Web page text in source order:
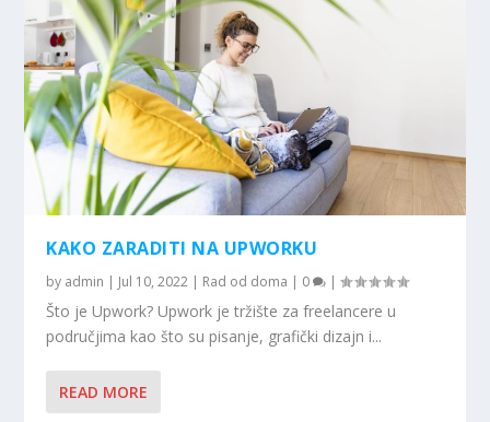
KAKO ZARADITI NA UPWORKU
by admin | Jul 10, 2022 | Rad od doma | 0 |
Što je Upwork? Upwork je tržište za freelancere u
područjima kao što su pisanje, grafički dizajn i...
READ MORE